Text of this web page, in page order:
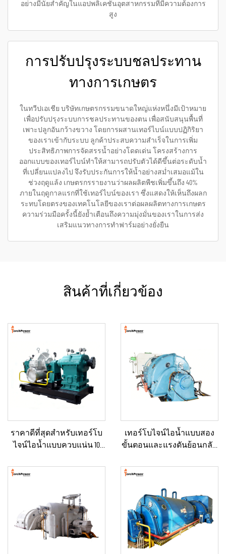
อย่างมีนัยสำคัญในแอปพลิเคชันอุตสาหกรรมที่มีความต้องการ
สูง
การปรับปรุงระบบชลประทาน
ทางการเกษตร
ในทวีปเอเชีย บริษัทเกษตรกรรมขนาดใหญ่แห่งหนึ่งมีเป้าหมาย
เพื่อปรับปรุงระบบการชลประทานของตน เพื่อสนับสนุนพื้นที่
เพาะปลูกอันกว้างขวาง โดยการผสานเทอร์ไบน์แบบปฏิกิริยา
ของเราเข้ากับระบบ ลูกค้าประสบความสำเร็จในการเพิ่ม
ประสิทธิภาพการจัดสรรน้ำอย่างโดดเด่น โครงสร้างการ
ออกแบบของเทอร์ไบน์ทำให้สามารถปรับตัวได้ดีขึ้นต่อระดับน้ำ
ที่เปลี่ยนแปลงไป จึงรับประกันการให้น้ำอย่างสม่ำเสมอแม้ใน
ช่วงฤดูแล้ง เกษตรกรรายงานว่าผลผลิตพืชเพิ่มขึ้นถึง 40%
ภายในฤดูกาลแรกที่ใช้เทอร์ไบน์ของเรา ซึ่งแสดงให้เห็นถึงผลก
ระทบโดยตรงของเทคโนโลยีของเราต่อผลผลิตทางการเกษตร
ความร่วมมือครั้งนี้ยังย้ำเตือนถึงความมุ่งมั่นของเราในการส่ง
เสริมแนวทางการทำฟาร์มอย่างยั่งยืน
สินค้าที่เกี่ยวข้อง
ราคาดีที่สุดสำหรับเทอร์โบ
ไจน์ไอน้ำแบบควบแน่น 10
กิโลวัตต์, 500 กิโลวัตต์ และ 1
พลังงานในภาค
อุตสาหกรรม
เทอร์โบไจน์ไอน้ำแบบสอง
ขั้นตอนและแรงดันย้อนกลับ
เมกะวัตต์ ใหม่/ใช้แล้ว พร้อม
ไฟฟ้า สำหรับโรงไฟฟ้า